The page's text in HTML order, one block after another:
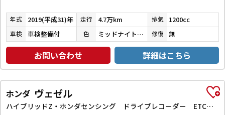
年式 2019(平成31)年 走行 4.7万km 排気 1200cc
車検 車検整備付 色 ミッドナイトバイオレットメタリック 修復 無
お問い合わせ 詳細はこちら
ホンダ ヴェゼル
ハイブリッドZ・ホンダセンシング ドライブレコーダー ETC バックカメラ オートクルーズコントロール レーンアシスト 衝突被害軽減システム ナビ TV オートライト LEDヘッドランプ アルミホイール スマートキー 電動格納ミラー